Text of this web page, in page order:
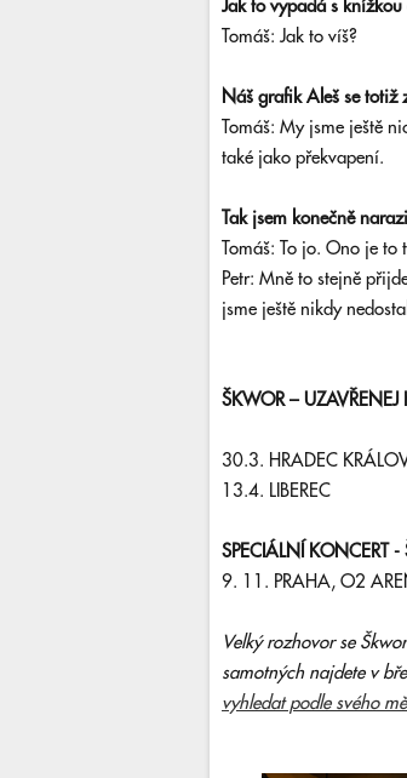
Jak to vypadá s knížkou
Tomáš: Jak to víš?
Náš grafik Aleš se totiž
Tomáš: My jsme ještě
také jako překvapení.
Tak jsem konečně
Tomáš: To jo. Ono je to
Petr: Mně to stejně
jsme ještě nikdy
ŠKWOR –
30.3. HRADEC
13.4. LIBEREC
SPECIÁLNÍ KONCERT
9. 11. PRAHA, O2
Velký rozhovor se
samotných najdete v
vyhledat podle svého